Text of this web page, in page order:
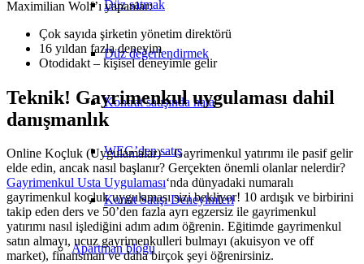
Düz satmak
Düz değerlendirmek
Kontrat satışında hata
WEG’den satış
Konut Satışı Deneyimleri
Apartman bloğu
Maximilian Wolf’ı yapanlar:
Çok sayıda şirketin yönetim direktörü
16 yıldan fazla deneyim
Otodidakt – kişisel deneyimle gelir
Teknik! Gayrimenkul uygulaması dahil
danışmanlık
Online Koçluk (Uygulamalar) – Gayrimenkul yatırımı ile pasif gelir
elde edin, ancak nasıl başlanır? Gerçekten önemli olanlar nelerdir?
Gayrimenkul Usta Uygulaması‘nda dünyadaki numaralı
gayrimenkul koçluk uygulaması sizi bekliyor! 10 ardışık ve birbirini
takip eden ders ve 50’den fazla ayrı egzersiz ile gayrimenkul
yatırımı nasıl işlediğini adım adım öğrenin. Eğitimde gayrimenkul
satın almayı, ucuz gayrimenkulleri bulmayı (akuisyon ve off
market), finansman ve daha birçok şeyi öğrenirsiniz.